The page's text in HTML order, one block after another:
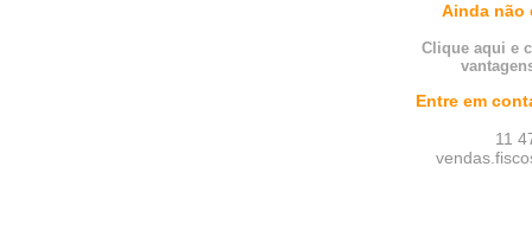
Ainda não
Clique aqui e
Entre em
11